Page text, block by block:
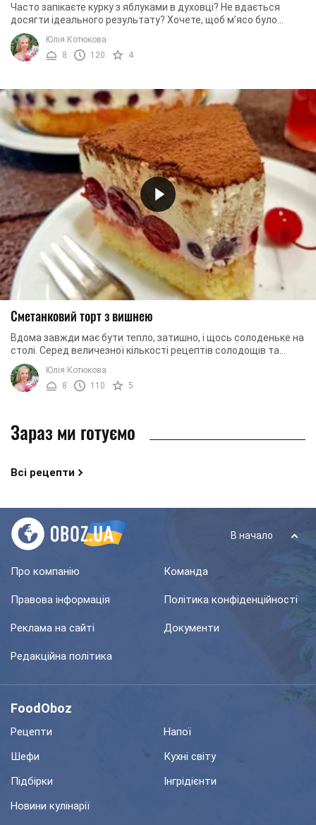
Часто запікаєте курку з яблуками в духовці? Не вдається
досягти ідеального результату? Хочете, щоб м’ясо було
ніжним та ароматним, а скоринка ...
Юлія Котюкова
8
120 4
Сметанковий торт з вишнею
Вдома завжди має бути тепло, затишно, і щось солоденьке на
столі. Серед величезної кількості рецептів солодощів та
десертів пропонуємо віддати ...
Юлія Котюкова
8
110 5
Зараз ми готуємо
Всі рецепти
В начало
Про компанію Команда
Правова інформація Політика конфіденційності
Реклама на сайті Документи
Редакційна політика
FoodOboz
Рецепти
Напої
Шефи
Кухні світу
Підбірки
Інгрідієнти
Новини кулінарії